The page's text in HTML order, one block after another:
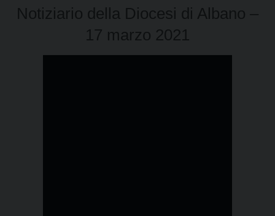
Notiziario della Diocesi di Albano –
17 marzo 2021